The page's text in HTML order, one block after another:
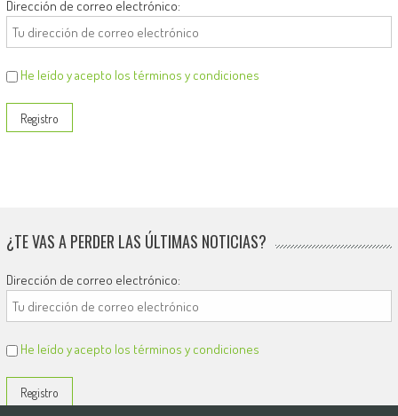
Dirección de correo electrónico:
He leído y acepto los términos y condiciones
¿TE VAS A PERDER LAS ÚLTIMAS NOTICIAS?
Dirección de correo electrónico:
He leído y acepto los términos y condiciones